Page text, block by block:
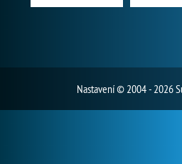
Nastavení© 2004 - 2026